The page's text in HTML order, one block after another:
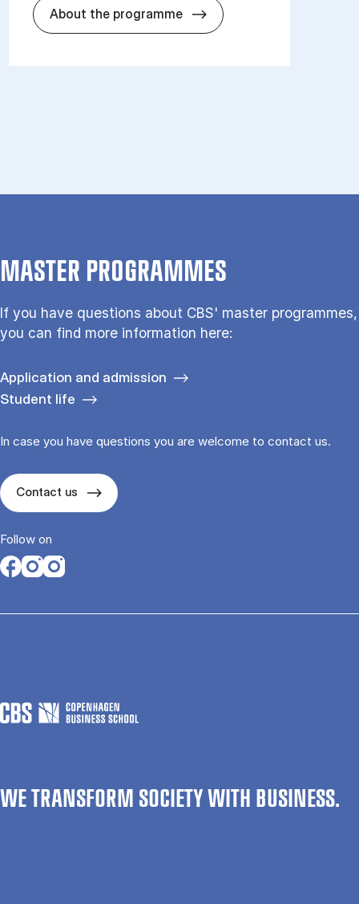
About the programme Cand.merc.aud. – re­vi­sion
MASTER PROGRAMMES
If you have questions about CBS' master programmes,
you can find more information here:
Application and admission
Student life
In case you have questions you are welcome to contact us.
Contact us
Follow on
Opens in a new tab
Opens in a new tab
Opens in a new tab
WE TRANSFORM SOCIETY WITH BUSINESS.